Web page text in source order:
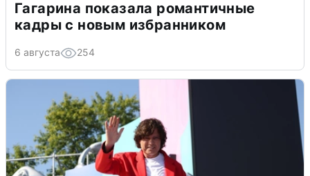
Гагарина показала романтичные
кадры с новым избранником
6 августа 254